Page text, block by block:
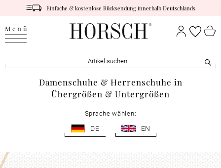
Einfache & kostenlose Rücksendung innerhalb Deutschlands
Menü
Damenschuhe & Herrenschuhe in
Übergrößen & Untergrößen
Sprache wählen:
DE EN